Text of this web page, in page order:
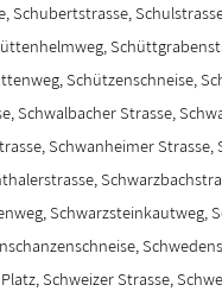
Schubertstrasse,
Schützenschneise,
Schwalbacher Strasse,
Schwanheimer Strasse,
Schwarzsteinkautweg,
Schweizer Strasse,